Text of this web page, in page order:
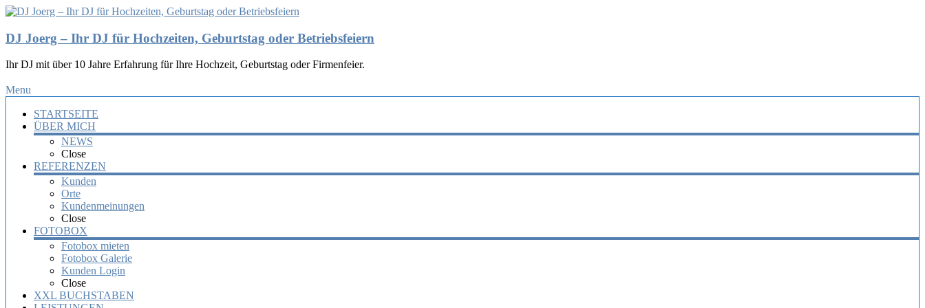
DJ Joerg – Ihr DJ für Hochzeiten, Geburtstag oder Betriebsfeiern
Ihr DJ mit über 10 Jahre Erfahrung für Ihre Hochzeit, Geburtstag oder Firmenfeier.
Menu
STARTSEITE
ÜBER MICH
NEWS
Close
REFERENZEN
Kunden
Orte
Kundenmeinungen
Close
FOTOBOX
Fotobox mieten
Fotobox Galerie
Kunden Login
Close
XXL BUCHSTABEN